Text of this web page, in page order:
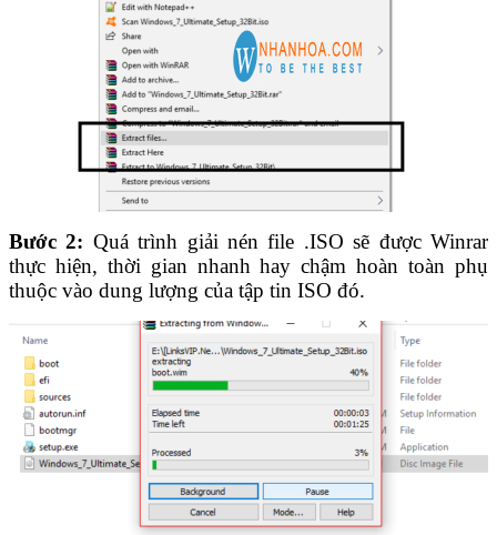
Bước 2: Quá trình giải nén file .ISO sẽ được Winrar
thực hiện, thời gian nhanh hay chậm hoàn toàn phụ
thuộc vào dung lượng của tập tin ISO đó.